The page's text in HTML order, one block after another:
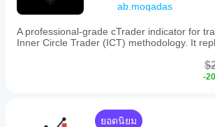
ab.moqadas
A professional-grade cTrader indicator for
Inner Circle Trader (ICT) methodology. It
-
ยอดนิยม